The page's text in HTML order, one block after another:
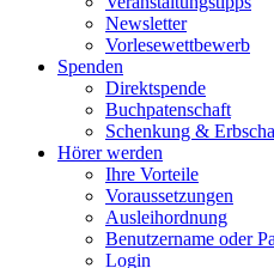
Newsletter
Vorlesewettbewerb
Spenden
Direktspende
Buchpatenschaft
Schenkung &
Hörer werden
Ihre Vorteile
Voraussetzungen
Ausleihordnung
Benutzername oder
Login